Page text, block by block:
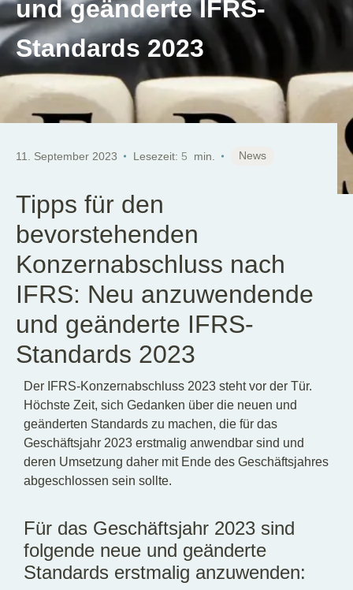
DE
und geänderte IFRS-
Standards 2023
11. September 2023 Lesezeit: 5 min. News
Tipps für den
bevorstehenden
Konzernabschluss nach
IFRS: Neu anzuwendende
und geänderte IFRS-
Standards 2023
Der IFRS-Konzernabschluss 2023 steht vor der Tür.
Höchste Zeit, sich Gedanken über die neuen und
geänderten Standards zu machen, die für das
Geschäftsjahr 2023 erstmalig anwendbar sind und
deren Umsetzung daher mit Ende des Geschäftsjahres
abgeschlossen sein sollte.
Für das Geschäftsjahr 2023 sind
folgende neue und geänderte
Standards erstmalig anzuwenden: